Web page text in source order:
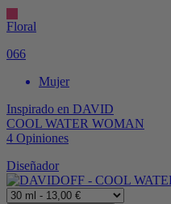
Floral
066
Mujer
Inspirado en DAVID
COOL WATER WOMAN
4 Opiniones
Diseñador